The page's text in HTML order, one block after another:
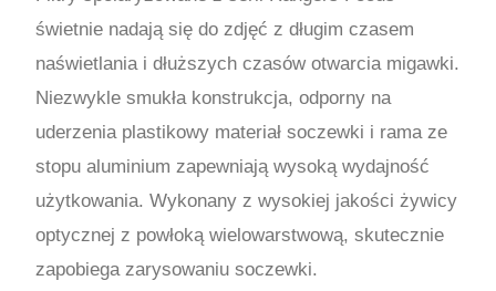
świetnie nadają się do zdjęć z długim czasem
naświetlania i dłuższych czasów otwarcia migawki.
Niezwykle smukła konstrukcja, odporny na
uderzenia plastikowy materiał soczewki i rama ze
stopu aluminium zapewniają wysoką wydajność
użytkowania. Wykonany z wysokiej jakości żywicy
optycznej z powłoką wielowarstwową, skutecznie
zapobiega zarysowaniu soczewki.